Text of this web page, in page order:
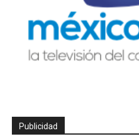
Publicidad